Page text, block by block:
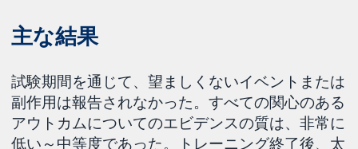
主な結果
試験期間を通じて、望ましくないイベントまたは
副作用は報告されなかった。すべての関心のある
アウトカムについてのエビデンスの質は、非常に
低い～中等度であった。トレーニング終了後、太